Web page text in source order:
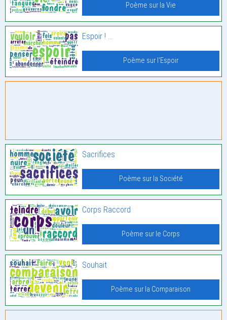
Poème sur la Vie
Espoir ! …
Poème sur l'Espoir
Sacrifices
Poème sur la Société
Corps Raccord
Poème sur le Corps
Souhait
Poème sur la Comparaison